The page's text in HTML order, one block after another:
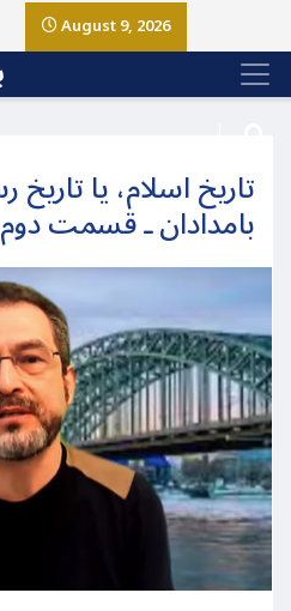
August 9, 2026
تاریخ اسلام، یا
بامدادان ـ قسمت دوم